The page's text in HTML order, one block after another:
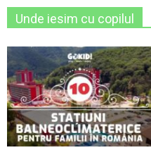
Unde iesim cu copilul